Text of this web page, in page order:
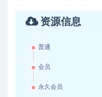
资源信息
普通
会员
永久会员